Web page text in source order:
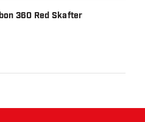
360 Red Skafter